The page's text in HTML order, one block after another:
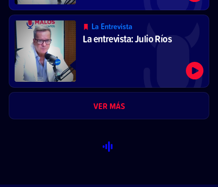
La Entrevista
La entrevista: Julio Ríos
VER MÁS